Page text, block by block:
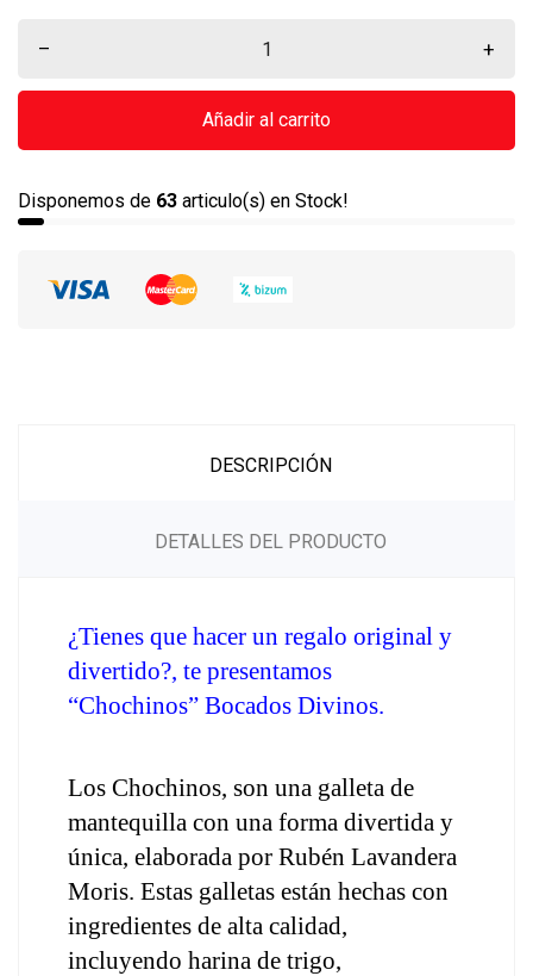
– +
Añadir al carrito
Disponemos de 63 articulo(s) en Stock!
DESCRIPCIÓN
DETALLES DEL PRODUCTO
¿Tienes que hacer un regalo original y
divertido?, te presentamos
“Chochinos” Bocados Divinos.
Los Chochinos, son una galleta de
mantequilla con una forma divertida y
única, elaborada por Rubén Lavandera
Moris. Estas galletas están hechas con
ingredientes de alta calidad,
incluyendo harina de trigo,